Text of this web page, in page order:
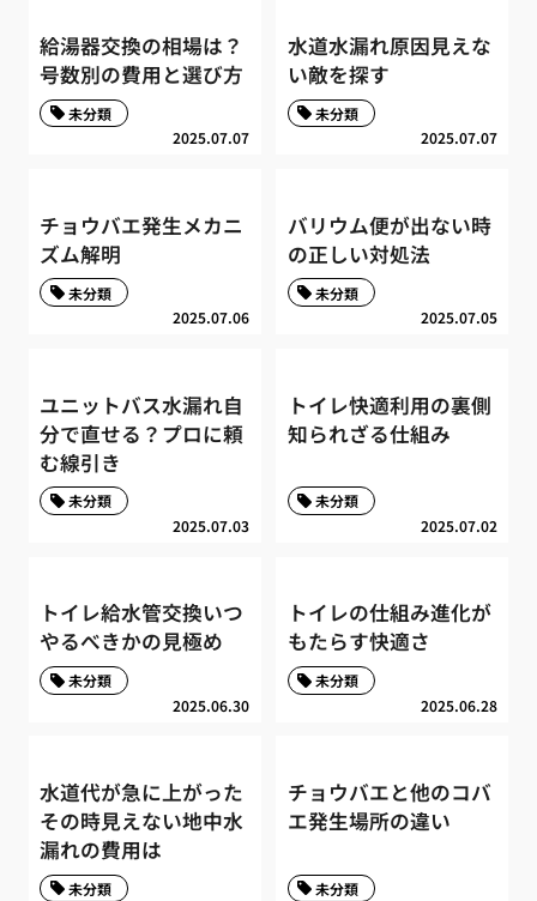
給湯器交換の相場は？
号数別の費用と選び方
2025.07.07
未分類
水道水漏れ原因見えな
い敵を探す
2025.07.07
未分類
チョウバエ発生メカニ
ズム解明
2025.07.06
未分類
バリウム便が出ない時
の正しい対処法
2025.07.05
未分類
ユニットバス水漏れ自
分で直せる？プロに頼
む線引き
2025.07.03
未分類
トイレ快適利用の裏側
知られざる仕組み
2025.07.02
未分類
トイレ給水管交換いつ
やるべきかの見極め
2025.06.30
未分類
トイレの仕組み進化が
もたらす快適さ
2025.06.28
未分類
水道代が急に上がった
その時見えない地中水
漏れの費用は
未分類
チョウバエと他のコバ
エ発生場所の違い
未分類